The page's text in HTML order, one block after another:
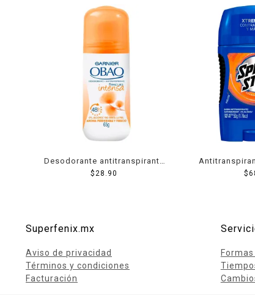
protección contra el mal olor
50 g
protección
Desodorante antitranspirante
Garnier Obao frescura intensa
$ 28.90
xtreme
$
Superfenix.mx
Aviso de privacidad
Términos y condiciones
Facturación